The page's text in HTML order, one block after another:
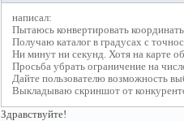
написал:
Пытаюсь конвертировать
Получаю каталог в градусах с
Ни минут ни секунд. Хотя на карте
Просьба убрать ограничение на
Дайте пользователю возможность
Выкладываю скриншот от
Здравствуйте!